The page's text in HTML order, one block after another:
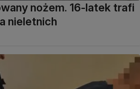
nożem. 16-latek trafi
nieletnich